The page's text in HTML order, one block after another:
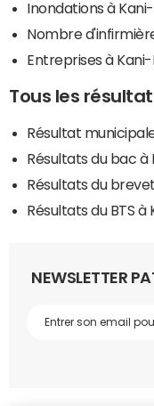
Inondations à
Nombre
Entreprises à Kani-
Tous les
Résultat
Résultats du bac à
Résultats du
Résultats du BTS à
NEWSLETTER